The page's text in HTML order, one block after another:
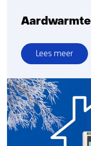
Aardwarmte
Lees meer
over
Aardwarmte